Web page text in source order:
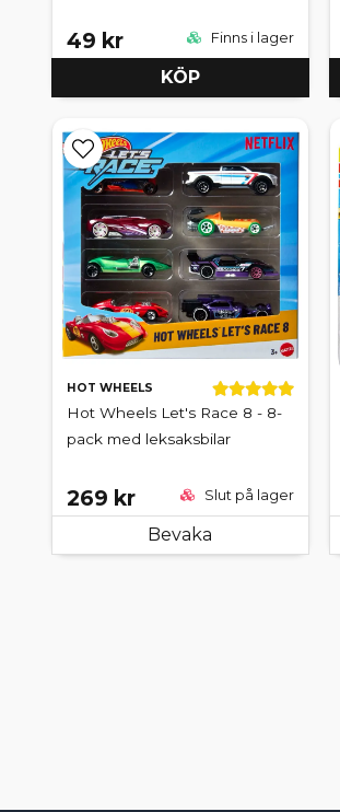
49 kr Finns i lager
KÖP
HOT WHEELS
Hot Wheels Let's Race 8 - 8-
pack med leksaksbilar
269 kr Slut på lager
Bevaka